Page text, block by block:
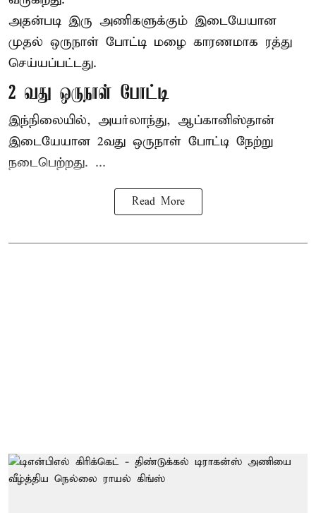
அதன்படி இரு அணிகளுக்கும் இடையேயான
முதல் ஒருநாள் போட்டி மழை காரணமாக ரத்து
செய்யப்பட்டது.
2 வது ஒருநாள் போட்டி
இந்நிலையில், அயர்லாந்து, ஆப்கானிஸ்தான்
இடையேயான 2வது ஒருநாள் போட்டி நேற்று
நடைபெற்றது. ...
Read More